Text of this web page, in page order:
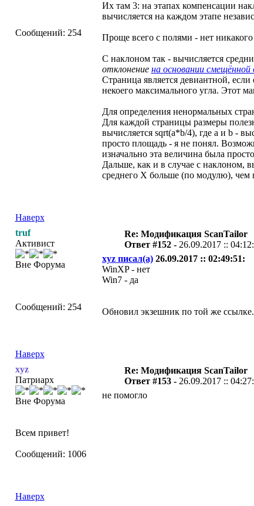
Сообщений: 254
Их там 3: на этапах компенсации
вычисляется на каждом этапе
Проще всего с полями - нет
С наклоном так - вычисляется
отклонение на основании смещённой
Страница является девиантной,
некоего максимального угла. Этот
Для определения ненормальных
Для каждой страницы размеры
вычисляется sqrt(a*b/4), где a и b -
просто площадь - я не понял.
изначально эта величина была
Дальше, как и в случае с наклоном,
среднего X больше (по модулю), чем
Наверх
truf
Активист
Вне Форума
Сообщений: 254
Re: Модификация ScanTailor
Ответ #152 - 26.09.2017 ::
xyz писал(а)26.09.2017 :: 02:49:51:
WinXP - нет
Win7 - да
Обновил экзешник по той же
Наверх
xyz
Патриарх
Вне Форума
Всем привет!
Сообщений: 1006
Re: Модификация ScanTailor
Ответ #153 - 26.09.2017 ::
не помогло
Наверх